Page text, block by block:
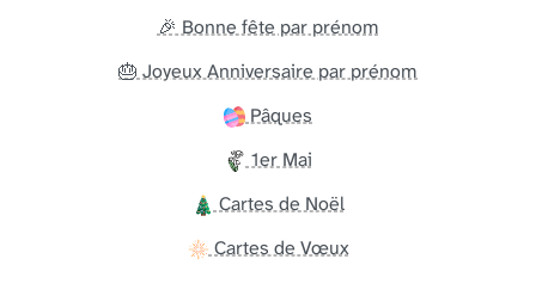
🎉 Bonne fête par prénom
🎂 Joyeux Anniversaire par prénom
Pâques
1er Mai
Cartes de Noël
Cartes de Vœux